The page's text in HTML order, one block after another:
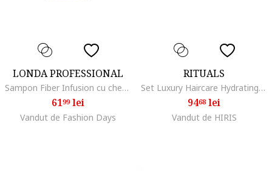
LONDA PROFESSIONAL
Sampon Fiber Infusion cu cheratina pentru regenerarea parului, 1000 ml
6199lei
Vandut de Fashion Days
RITUALS
Set Luxury Haircare Hydrating Sampon 70ml, Balsam 70ml, Sampon uscat racoritor 50ml
9468 lei
Vandut de HIRIS